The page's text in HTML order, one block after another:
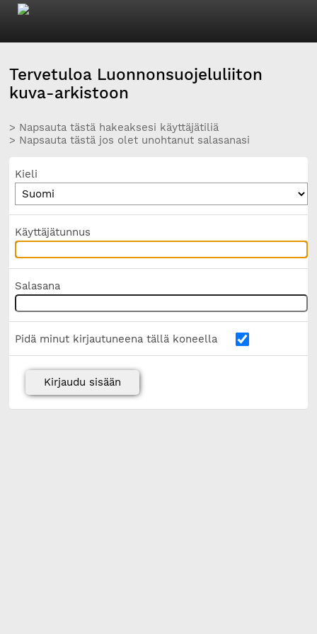
Tervetuloa Luonnonsuojeluliiton
kuva-arkistoon
> Napsauta tästä hakeaksesi käyttäjätiliä
> Napsauta tästä jos olet unohtanut salasanasi
Kieli
Käyttäjätunnus
Salasana
Pidä minut kirjautuneena tällä koneella